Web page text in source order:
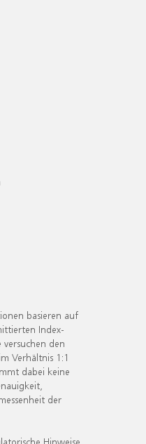
basieren auf
Index-
den
Verhältnis 1:1
dabei keine
der